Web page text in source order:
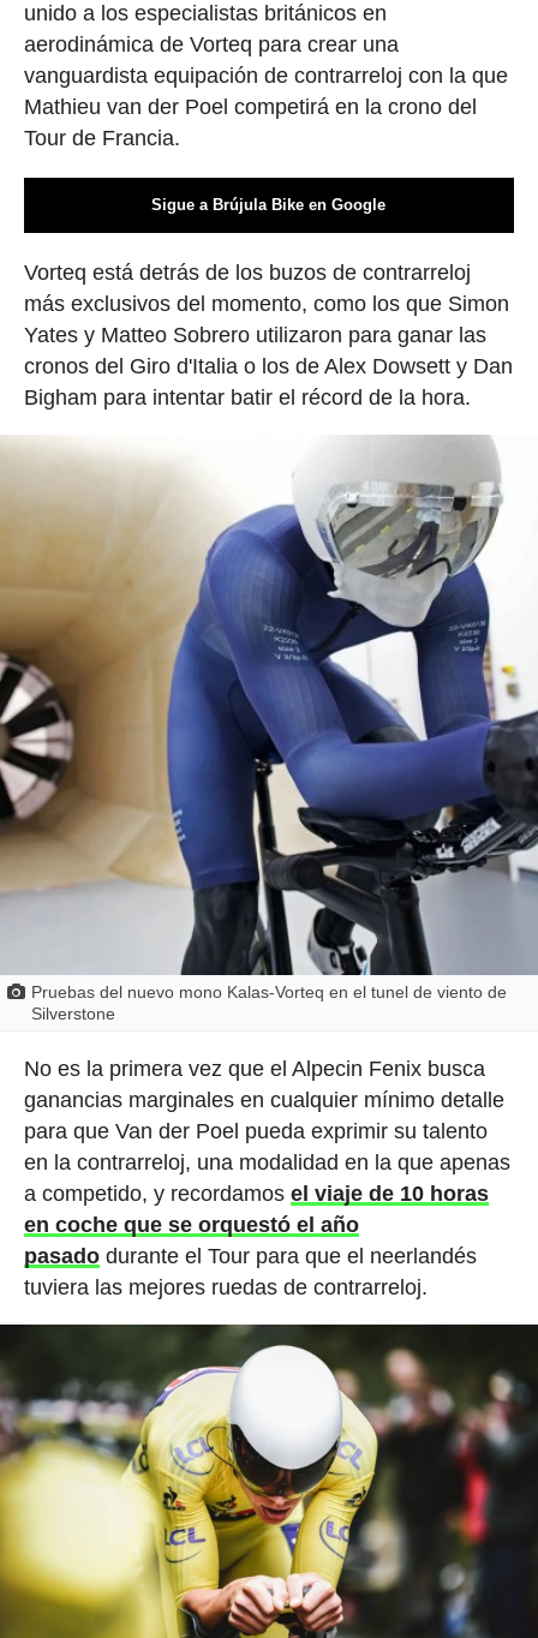
unido a los especialistas británicos en
aerodinámica de Vorteq para crear una
vanguardista equipación de contrarreloj con la que
Mathieu van der Poel competirá en la crono del
Tour de Francia.
Sigue a Brújula Bike en Google
Vorteq está detrás de los buzos de contrarreloj
más exclusivos del momento, como los que Simon
Yates y Matteo Sobrero utilizaron para ganar las
cronos del Giro d'Italia o los de Alex Dowsett y Dan
Bigham para intentar batir el récord de la hora.
Pruebas del nuevo mono Kalas-Vorteq en el tunel de viento de
Silverstone
No es la primera vez que el Alpecin Fenix busca
ganancias marginales en cualquier mínimo detalle
para que Van der Poel pueda exprimir su talento
en la contrarreloj, una modalidad en la que apenas
a competido, y recordamos el viaje de 10 horas
en coche que se orquestó el año
pasadodurante el Tour para que el neerlandés
tuviera las mejores ruedas de contrarreloj.